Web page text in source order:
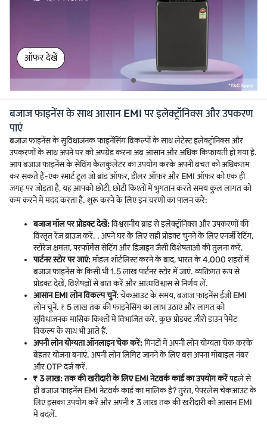
ऑफर देखें
बजाज फाइनेंस के साथ आसान EMI पर इलेक्ट्रॉनिक्स और उपकरण
पाएं
बजाज फाइनेंस के सुविधाजनक फाइनेंसिंग विकल्पों के साथ लेटेस्ट इलेक्ट्रॉनिक्स और
उपकरणों के साथ अपने घर को अपग्रेड करना अब आसान और अधिक किफायती हो गया है.
आप बजाज फाइनेंस के सेविंग कैलकुलेटर का उपयोग करके अपनी बचत को अधिकतम
कर सकते हैं-एक स्मार्ट टूल जो ब्रांड ऑफर, डीलर ऑफर और EMI ऑफर को एक ही
जगह पर जोड़ता है, यह आपको छोटी, छोटी किश्तों में भुगतान करते समय कुल लागत को
कम करने में मदद करता है. शुरू करने के लिए इन चरणों का पालन करें:
बजाज मॉल पर प्रोडक्ट देखें:विश्वसनीय ब्रांड से इलेक्ट्रॉनिक्स और उपकरणों की
विस्तृत रेंज ब्राउज़ करें. . अपने घर के लिए सही प्रोडक्ट चुनने के लिए एनर्जी रेटिंग,
स्टोरेज क्षमता, परफॉर्मेंस सेटिंग और डिज़ाइन जैसी विशेषताओं की तुलना करें.
पार्टनर स्टोर पर जाएं:मॉडल शॉर्टलिस्ट करने के बाद, भारत के 4,000 शहरों में
बजाज फाइनेंस के किसी भी 1.5 लाख पार्टनर स्टोर में जाएं. व्यक्तिगत रूप से
प्रोडक्ट देखें, विशेषज्ञों से बात करें और आत्मविश्वास से निर्णय लें.
आसान EMI लोन विकल्प चुनें:चेकआउट के समय, बजाज फाइनेंस ईजी EMI
लोन चुनें. ₹ 5 लाख तक की फाइनेंसिंग का लाभ उठाएं और लागत को
सुविधाजनक मासिक किश्तों में विभाजित करें. कुछ प्रोडक्ट ज़ीरो डाउन पेमेंट
विकल्प के साथ भी आते हैं.
अपनी लोन योग्यता ऑनलाइन चेक करें:मिनटों में अपनी लोन योग्यता चेक करके
बेहतर योजना बनाएं. अपनी लोन लिमिट जानने के लिए बस अपना मोबाइल नंबर
और OTP दर्ज करें.
₹ 3 लाख: तक की खरीदारी के लिए EMI नेटवर्क कार्ड का उपयोग करेंपहले से
ही बजाज फाइनेंस EMI नेटवर्क कार्ड का मालिक है? तुरंत, पेपरलेस चेकआउट के
लिए इसका उपयोग करें और अपनी ₹ 3 लाख तक की खरीदारी को आसान EMI
में बदलें.